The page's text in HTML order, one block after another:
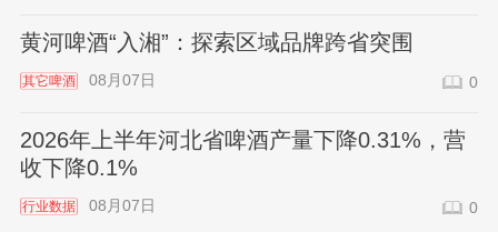
黄河啤酒“入湘”：探索区域品牌跨省突围
其它啤酒 08月07日 0
2026年上半年河北省啤酒产量下降0.31%，营
收下降0.1%
行业数据 08月07日 0